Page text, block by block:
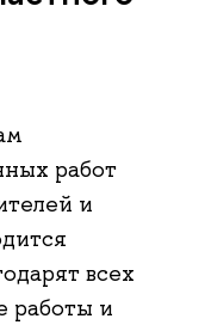
работ
и
всех
работы и